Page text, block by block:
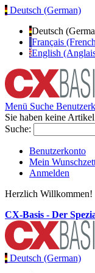
Deutsch (German)
Deutsch
Français
English
Menü Suche
Sie haben keine
Suche:
Benutzerkonto
Mein
Anmelden
Herzlich Willkommen!
CX-Basis - Der
Deutsch (German)